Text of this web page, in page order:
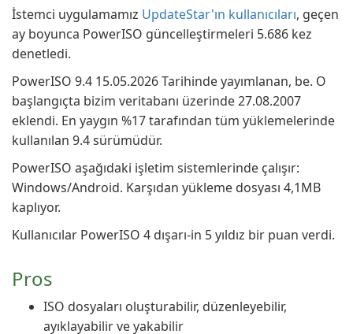
İstemci uygulamamız UpdateStar'ın kullanıcıları, geçen
ay boyunca PowerISO güncelleştirmeleri 5.686 kez
denetledi.
PowerISO 9.4 15.05.2026 Tarihinde yayımlanan, be. O
başlangıçta bizim veritabanı üzerinde 27.08.2007
eklendi. En yaygın %17 tarafından tüm yüklemelerinde
kullanılan 9.4 sürümüdür.
PowerISO aşağıdaki işletim sistemlerinde çalışır:
Windows/Android. Karşıdan yükleme dosyası 4,1MB
kaplıyor.
Kullanıcılar PowerISO 4 dışarı-in 5 yıldız bir puan verdi.
Pros
ISO dosyaları oluşturabilir, düzenleyebilir,
ayıklayabilir ve yakabilir